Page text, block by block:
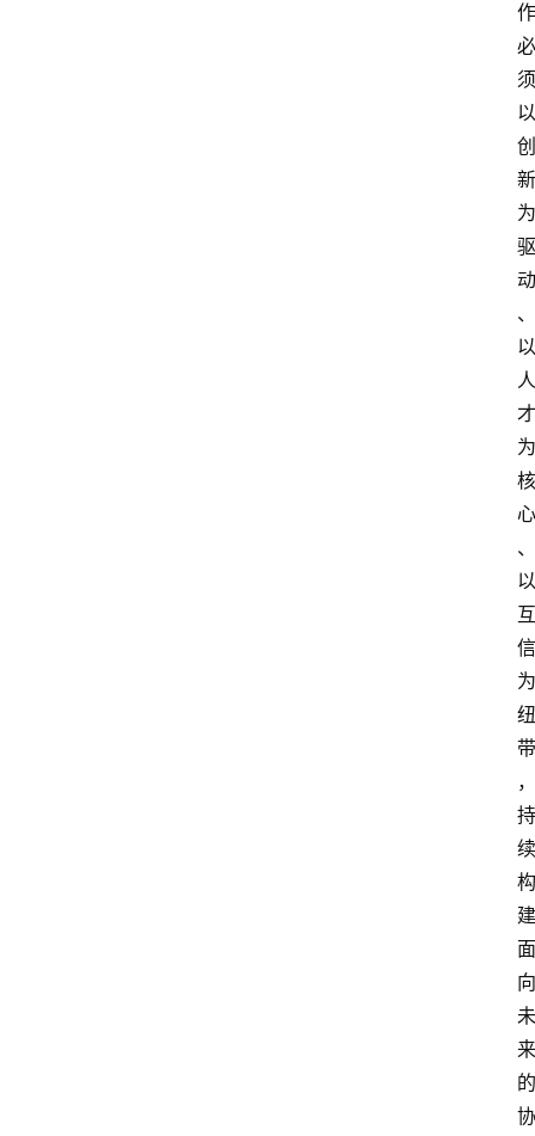
作
必
须
以
创
新
为
驱
动
、
以
人
才
为
核
心
、
以
互
信
为
纽
带
，
持
续
构
建
面
向
未
来
的
协